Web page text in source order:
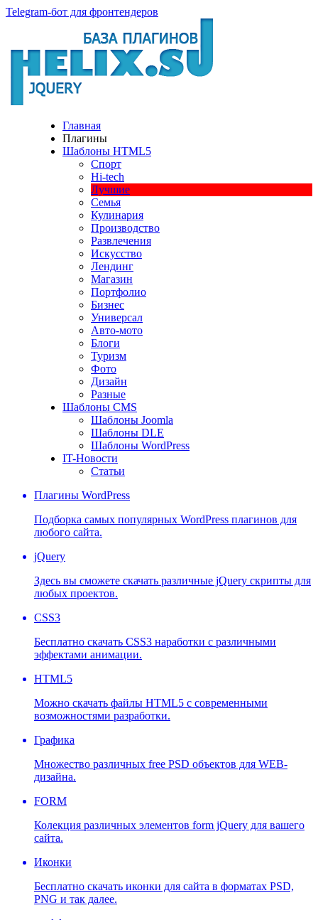
Telegram-бот для фронтендеров
Главная
Плагины
Шаблоны HTML5
Спорт
Hi-tech
Лучшие
Семья
Кулинария
Производство
Развлечения
Искусство
Лендинг
Магазин
Портфолио
Бизнес
Универсал
Авто-мото
Блоги
Туризм
Фото
Дизайн
Разные
Шаблоны CMS
Шаблоны Joomla
Шаблоны DLE
Шаблоны WordPress
IT-Новости
Статьи
Плагины WordPress
Подборка самых популярных WordPress плагинов для
любого сайта.
jQuery
Здесь вы сможете скачать различные jQuery скрипты для
любых проектов.
CSS3
Бесплатно скачать CSS3 наработки с различными
эффектами анимации.
HTML5
Можно скачать файлы HTML5 с современными
возможностями разработки.
Графика
Множество различных free PSD объектов для WEB-
дизайна.
FORM
Колекция различных элементов form jQuery для вашего
сайта.
Иконки
Бесплатно скачать иконки для сайта в форматах PSD,
PNG и так далее.